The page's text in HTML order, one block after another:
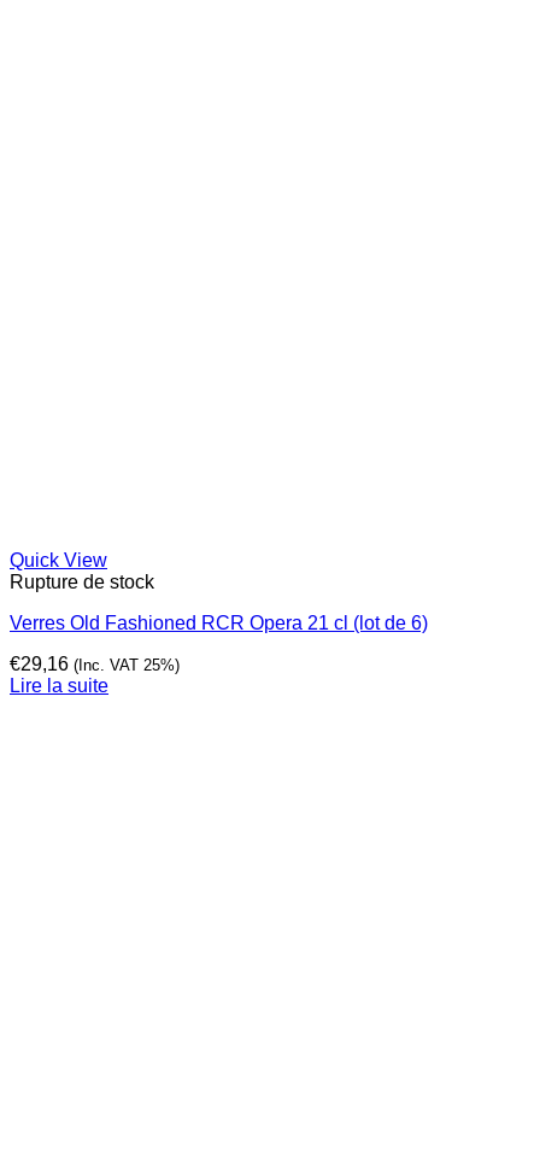
Quick View
Rupture de stock
Verres Old Fashioned RCR Opera 21 cl (lot de 6)
€29,16 (Inc. VAT 25%)
Lire la suite